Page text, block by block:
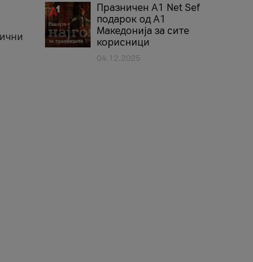
Празничен A1 Net Sеf
подарок од А1
Македонија за сите
корисници
04.12.2025